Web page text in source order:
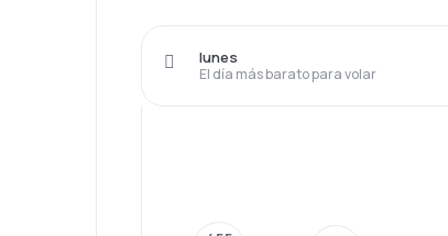
El día más barato para volar
lunes